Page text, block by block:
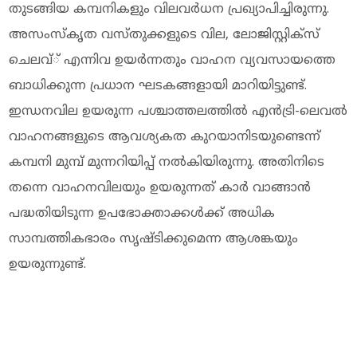
തുടങ്ങിയ കമ്പനികളും വിലവര്‍ധന പ്രഖ്യാപിച്ചിരുന്നു.
അസംസ്‌കൃത വസ്തുക്കളുടെ വില, ലോജിസ്റ്റിക്സ്
ചെലവ്് എന്നിവ ഉയര്‍ന്നതും വാഹന വ്യവസായത്തെ
ബാധിക്കുന്ന പ്രധാന ഘടകങ്ങളായി മാറിയിട്ടുണ്ട്.
ഇന്ധനവില ഉയരുന്ന പശ്ചാത്തലത്തില്‍ എന്‍ട്രി-ലെവല്‍
വാഹനങ്ങളുടെ ആവശ്യകത കുറയാനിടയുണ്ടെന്ന്
കമ്പനി മുമ്പ് മുന്നറിയിപ്പ് നല്‍കിയിരുന്നു. അതിനിടെ
തന്നെ വാഹനവിലയും ഉയരുന്നത് കാര്‍ വാങ്ങാന്‍
പദ്ധതിയിടുന്ന ഉപഭോക്താക്കള്‍ക്ക് അധിക
സാമ്പത്തികഭാരം സൃഷ്ടിക്കുമെന്ന ആശങ്കയും
ഉയരുന്നുണ്ട്.